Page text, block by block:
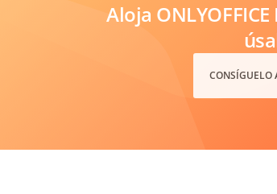
Aloja
CONSÍGUELO